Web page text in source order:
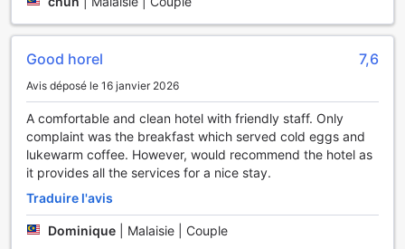
constitue un atout considérable pour ceux qui souhaitent
économiser sur les frais de transport. Que vous soyez en
Nan s'assure que votre véhicule est en sécurité pendant
transport accessibles et sans frais, vous pourrez vous
concentrer sur ce qui compte vraiment : découvrir la
beauté de Nan et ses environs.
Équipements des Chambres au HOP INN Nan
Au cœur de la charmante ville de Nan, le HOP INN Nan
Good horel 7,6
Avis déposé le 16 janvier 2026
A comfortable and clean hotel with friendly staff. Only
complaint was the breakfast which served cold eggs and
lukewarm coffee. However, would recommend the hotel as
it provides all the services for a nice stay.
Traduire l'avis
Dominique Malaisie | Couple